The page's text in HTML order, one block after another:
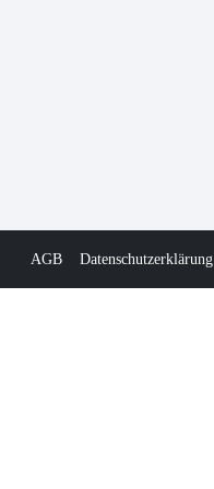
AGB Datenschutzerklärung